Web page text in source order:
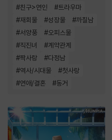
#친구>연인 #트라우마
#재회물 #성장물 #까칠남
#서양풍 #오피스물
#직진녀 #계약관계
#짝사랑 #다정남
#역사/시대물 #첫사랑
#연애/결혼 #동거